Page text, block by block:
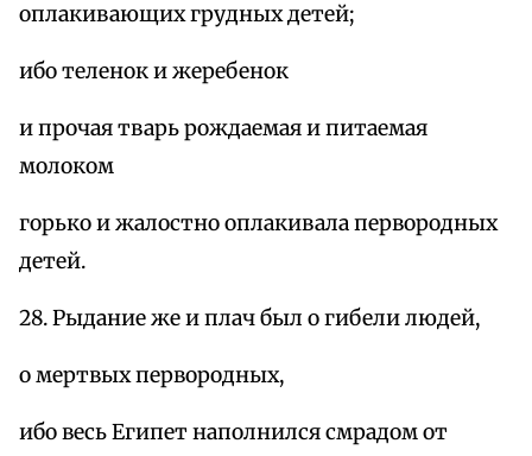
оплакивающих грудных детей;
ибо теленок и жеребенок
и прочая тварь рождаемая и питаемая
молоком
горько и жалостно оплакивала первородных
детей.
28. Рыдание же и плач был о гибели людей,
о мертвых первородных,
ибо весь Египет наполнился смрадом от